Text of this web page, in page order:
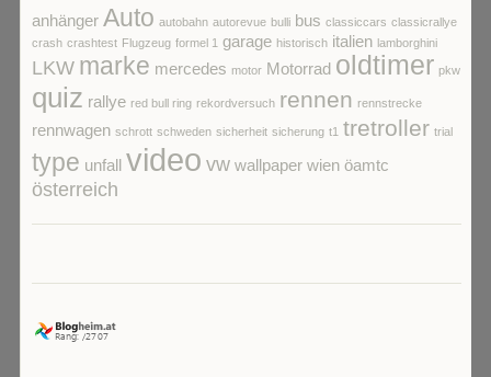
anhänger Auto autobahn autorevue bulli bus classiccars classicrallye
crash crashtest Flugzeug formel 1 garage historisch italien lamborghini
LKW marke mercedes motor Motorrad oldtimer pkw
quiz rallye red bull ring rekordversuch rennen rennstrecke
rennwagen schrott schweden sicherheit sicherung t1 tretroller trial
type unfall video vw wallpaper wien öamtc
österreich